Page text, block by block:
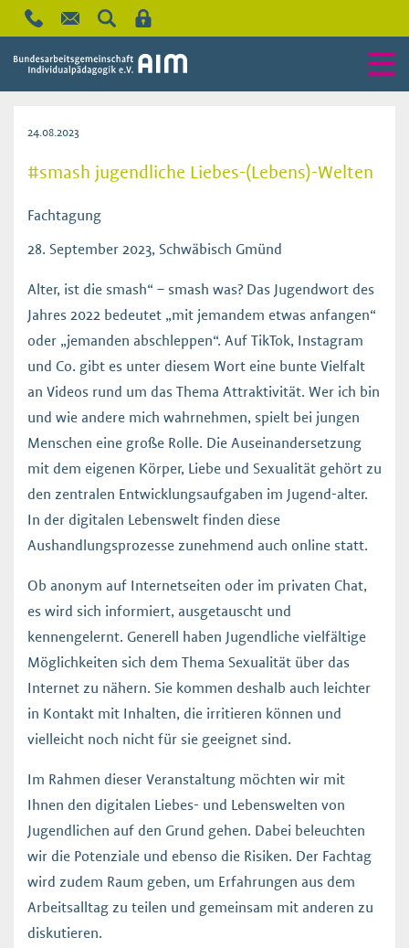
24.08.2023
#smash jugendliche Liebes-(Lebens)-Welten
Fachtagung
28. September 2023, Schwäbisch Gmünd
Alter, ist die smash“ – smash was? Das Jugendwort des
Jahres 2022 bedeutet „mit jemandem etwas anfangen“
oder „jemanden abschleppen“. Auf TikTok, Instagram
und Co. gibt es unter diesem Wort eine bunte Vielfalt
an Videos rund um das Thema Attraktivität. Wer ich bin
und wie andere mich wahrnehmen, spielt bei jungen
Menschen eine große Rolle. Die Auseinandersetzung
mit dem eigenen Körper, Liebe und Sexualität gehört zu
den zentralen Entwicklungsaufgaben im Jugend-alter.
In der digitalen Lebenswelt finden diese
Aushandlungsprozesse zunehmend auch online statt.
Ob anonym auf Internetseiten oder im privaten Chat,
es wird sich informiert, ausgetauscht und
kennengelernt. Generell haben Jugendliche vielfältige
Möglichkeiten sich dem Thema Sexualität über das
Internet zu nähern. Sie kommen deshalb auch leichter
in Kontakt mit Inhalten, die irritieren können und
vielleicht noch nicht für sie geeignet sind.
Im Rahmen dieser Veranstaltung möchten wir mit
Ihnen den digitalen Liebes- und Lebenswelten von
Jugendlichen auf den Grund gehen. Dabei beleuchten
wir die Potenziale und ebenso die Risiken. Der Fachtag
wird zudem Raum geben, um Erfahrungen aus dem
Arbeitsalltag zu teilen und gemeinsam mit anderen zu
diskutieren.